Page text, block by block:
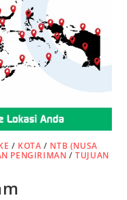
/ KOTA / NTB (NUSA
PENGIRIMAN /TUJUAN